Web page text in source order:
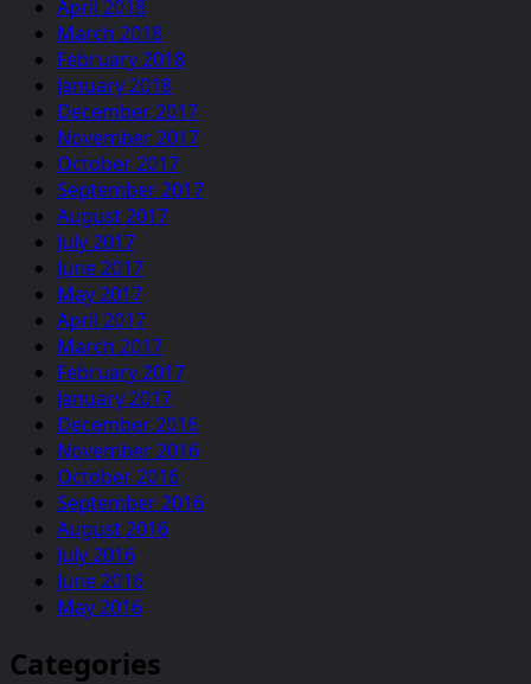
April 2018
March 2018
February 2018
January 2018
December 2017
November 2017
October 2017
September 2017
August 2017
July 2017
June 2017
May 2017
April 2017
March 2017
February 2017
January 2017
December 2016
November 2016
October 2016
September 2016
August 2016
July 2016
June 2016
May 2016
Categories